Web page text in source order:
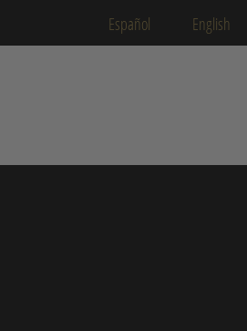
Español English